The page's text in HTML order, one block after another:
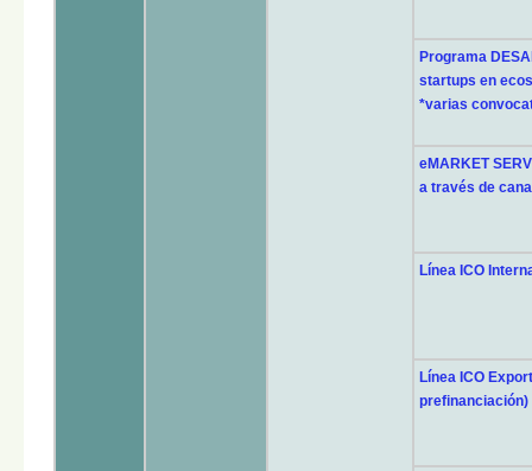
Programa
startups en
*varias
eMARKET
a través de
Línea ICO
Línea ICO
prefinanciación)